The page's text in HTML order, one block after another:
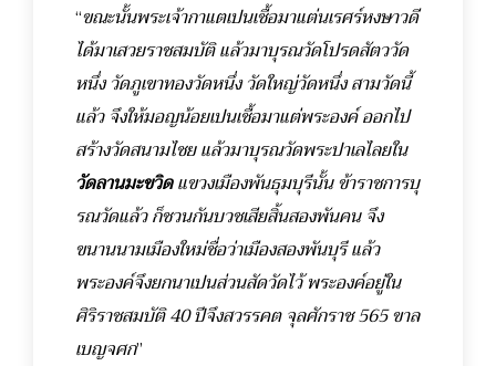
“ขณะนั้นพระเจ้ากาแตเปนเชื้อมาแต่นเรศร์หงษาวดี
ได้มาเสวยราชสมบัติ แล้วมาบุรณวัดโปรดสัตววัด
หนึ่ง วัดภูเขาทองวัดหนึ่ง วัดใหญ่วัดหนึ่ง สามวัดนี้
แล้ว จึงให้มอญน้อยเปนเชื้อมาแต่พระองค์ ออกไป
สร้างวัดสนามไชย แล้วมาบุรณวัดพระปาเลไลยใน
วัดลานมะขวิดแขวงเมืองพันธุมบุรีนั้น ข้าราชการบุ
รณวัดแล้ว ก็ชวนกันบวชเสียสิ้นสองพันคน จึง
ขนานนามเมืองใหม่ชื่อว่าเมืองสองพันบุรี แล้ว
พระองค์จึงยกนาเปนส่วนสัดวัดไว้ พระองค์อยู่ใน
ศิริราชสมบัติ 40 ปีจึงสวรรคต จุลศักราช 565 ขาล
เบญจศก”